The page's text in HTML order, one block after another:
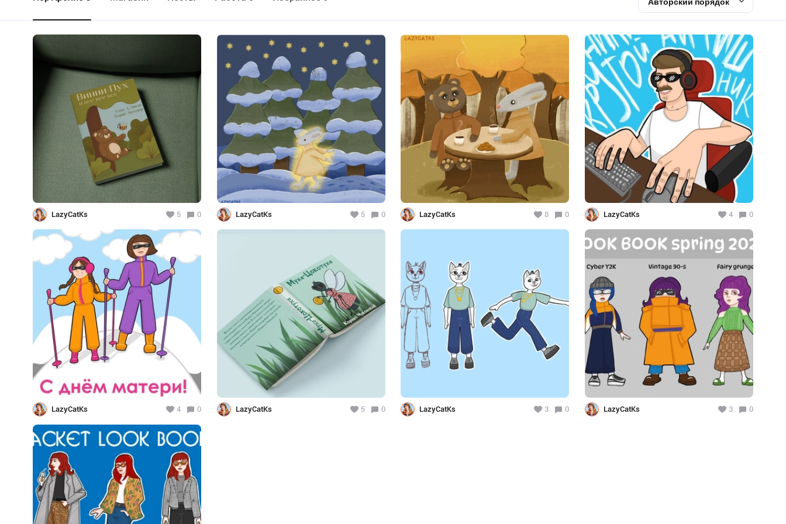
LazyCatKs 5 0 LazyCatKs 5 0 LazyCatKs 8 0 LazyCatKs 4 0
LazyCatKs 4 0 LazyCatKs 5 0 LazyCatKs 3 0 LazyCatKs 3 0